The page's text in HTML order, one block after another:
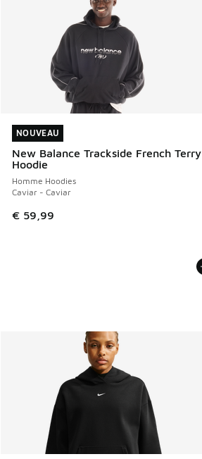
NOUVEAU
New Balance Trackside French Terry
Hoodie
Homme Hoodies
Caviar - Caviar
€ 59,99
NOUVEAU